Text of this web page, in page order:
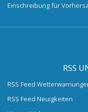
Einschreibung für
RSS
RSS Feed
RSS Feed Neuigkeiten